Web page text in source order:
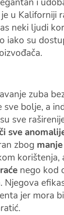
u Kaliforniji
neki ljudi
iako su
zuba
bolje, a
sve
sve
zbog
korištenja,
nego kod
Njegova
jer mora